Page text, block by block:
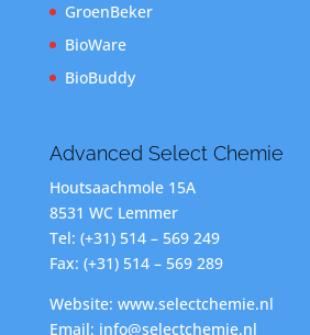
GroenBeker
BioWare
BioBuddy
Advanced Select Chemie
Houtsaachmole 15A
8531 WC Lemmer
Tel: (+31) 514 – 569 249
Fax: (+31) 514 – 569 289
Website: www.selectchemie.nl
Email: info@selectchemie.nl